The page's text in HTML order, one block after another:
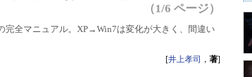
Database
Master of IP
（1/6 ページ）
完全マニュアル。XP→Win7は変化が大きく、間違い
[井上孝司 ， 著]